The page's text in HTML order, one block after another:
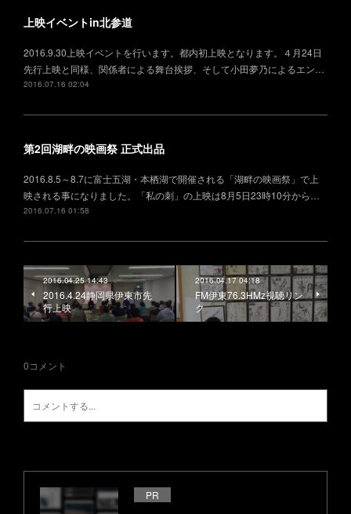
上映イベントin北参道
2016.9.30上映イベントを行います。都内初上映となります。４月24日
先行上映と同様、関係者による舞台挨拶、そして小田夢乃によるエン…
2016.07.16 02:04
第2回湖畔の映画祭 正式出品
2016.8.5～8.7に富士五湖・本栖湖で開催される「湖畔の映画祭」で上
映される事になりました。「私の刺」の上映は8月5日23時10分から…
2016.07.16 01:58
2016.04.25 14:43
2016.4.24静岡県伊東市先
行上映
2016.04.17 04:18
FM伊東76.3HMz視聴リン
ク
0コメント
PR